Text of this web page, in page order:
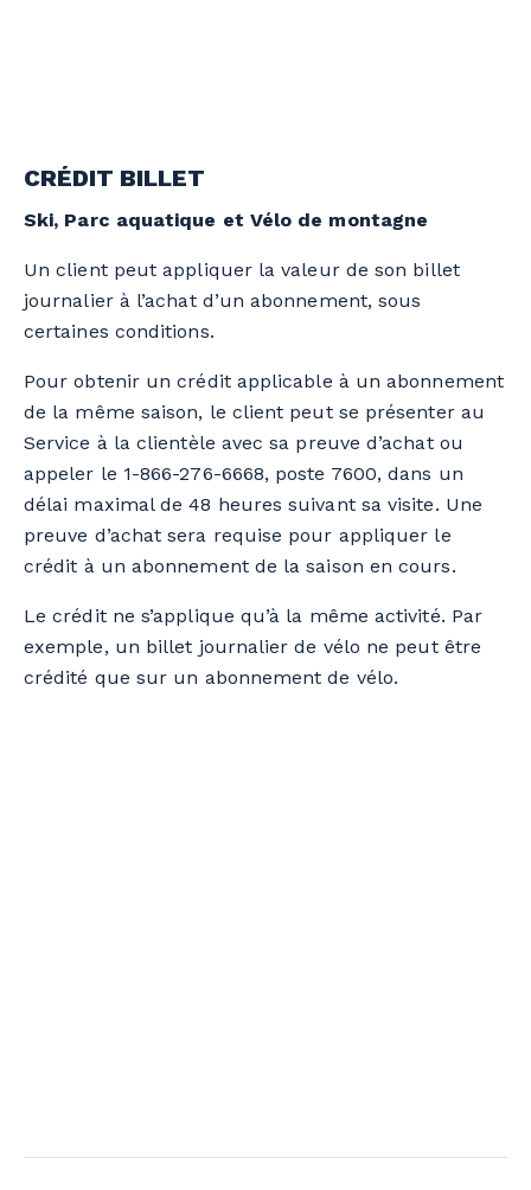
CRÉDIT BILLET
Ski, Parc aquatique et Vélo de montagne
Un client peut appliquer la valeur de son billet
journalier à l’achat d’un abonnement, sous
certaines conditions.
Pour obtenir un crédit applicable à un abonnement
de la même saison, le client peut se présenter au
Service à la clientèle avec sa preuve d’achat ou
appeler le 1-866-276-6668, poste 7600, dans un
délai maximal de 48 heures suivant sa visite. Une
preuve d’achat sera requise pour appliquer le
crédit à un abonnement de la saison en cours.
Le crédit ne s’applique qu’à la même activité. Par
exemple, un billet journalier de vélo ne peut être
crédité que sur un abonnement de vélo.